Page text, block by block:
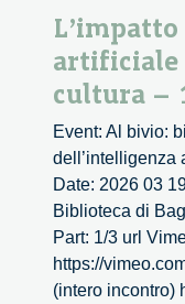
artificiale
cultura –
Event: Al bivio:
dell’intelligenza
Date: 2026 03
Biblioteca di
Part: 1/3 url
https://
(intero incontro)